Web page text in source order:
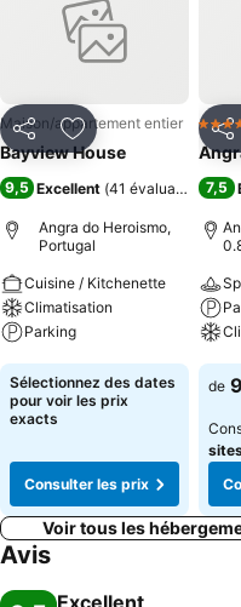
PartagerAjouter à mes
Maison/appartement entier
Bayview House
9,5 Excellent (41 évaluations)
Angra do Heroismo,
Portugal
Cuisine / Kitchenette
Climatisation
Parking
Consulter les prix
Sélectionnez des dates
pour voir les prix
exacts
Consulter les prix
5
7,5
de
Voir tous les
Avis
Excellent